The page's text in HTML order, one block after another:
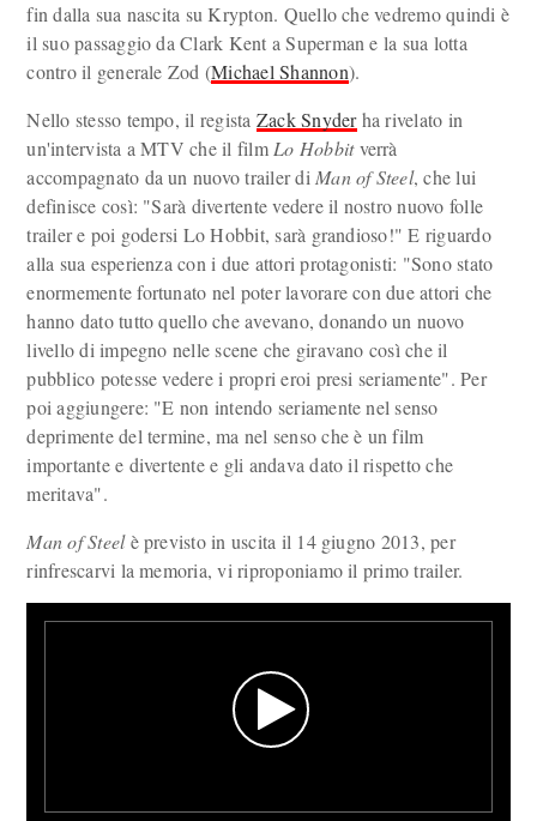
fin dalla sua nascita su Krypton. Quello che vedremo quindi è
il suo passaggio da Clark Kent a Superman e la sua lotta
contro il generale Zod (Michael Shannon).
Nello stesso tempo, il regista Zack Snyderha rivelato in
un'intervista a MTV che il film Lo Hobbitverrà
accompagnato da un nuovo trailer di Man of Steel, che lui
definisce così: "Sarà divertente vedere il nostro nuovo folle
trailer e poi godersi Lo Hobbit, sarà grandioso!" E riguardo
alla sua esperienza con i due attori protagonisti: "Sono stato
enormemente fortunato nel poter lavorare con due attori che
hanno dato tutto quello che avevano, donando un nuovo
livello di impegno nelle scene che giravano così che il
pubblico potesse vedere i propri eroi presi seriamente". Per
poi aggiungere: "E non intendo seriamente nel senso
deprimente del termine, ma nel senso che è un film
importante e divertente e gli andava dato il rispetto che
meritava".
Man of Steelè previsto in uscita il 14 giugno 2013, per
rinfrescarvi la memoria, vi riproponiamo il primo trailer.